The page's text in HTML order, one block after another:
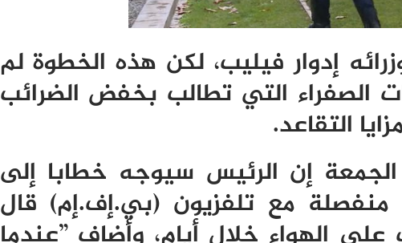
إدوار فيليب، لكن هذه الخطوة لم
الصفراء التي تطالب بخفض الضرائب
التقاعد.
الجمعة إن الرئيس سيوجه خطابا إلى
منفصلة مع تلفزيون (بي.إف.إم) قال